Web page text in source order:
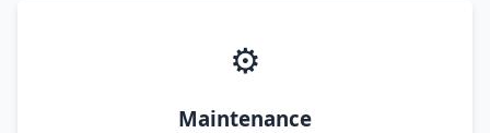
⚙️
Maintenance